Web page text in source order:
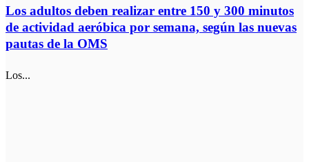
Los adultos deben realizar entre 150 y 300 minutos
de actividad aeróbica por semana, según las nuevas
pautas de la OMS
Los...